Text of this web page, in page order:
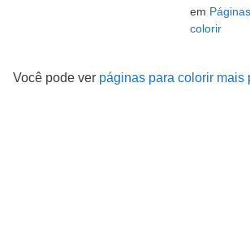
em
colorir
Você pode ver páginas para colorir